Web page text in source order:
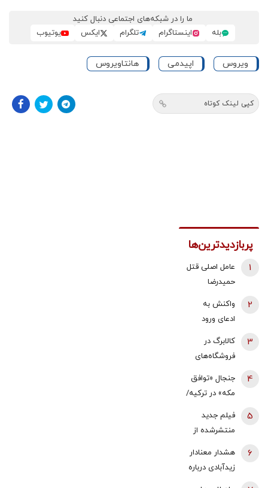
ما را در شبکه‌های اجتماعی دنبال کنید
بله
اینستاگرام تلگرام ایکس یوتیوب
ویروس اپیدمی هانتاویروس
کپی لینک کوتاه
پربازدیدترین‌ها
عامل اصلی قتل
حمیدرضا
1
واکنش به
ادعای ورود
هواگردها به
حمله به بیت
رهبری/ رییس
محض است/
اگر چنین
2
کالابرگ در
فروشگاه‌های
3
جنجال «توافق
مکه» در ترکیه/
قانون اساسی
کشور است/
4
فیلم جدید
منتشرشده از
5
هشدار معنادار
زیدآبادی درباره
6